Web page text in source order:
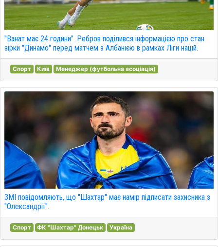
"Ванат має 24 години". Ребров поділився інформацією про стан
зірки "Динамо" перед матчем з Албанією в рамках Ліги націй.
Спорт Київ Менеджер (футбольна асоціація)
ЗМІ повідомляють, що "Шахтар" має намір підписати захисника з
"Олександрії".
Спорт ФК "Шахтар" Донецьк Україна